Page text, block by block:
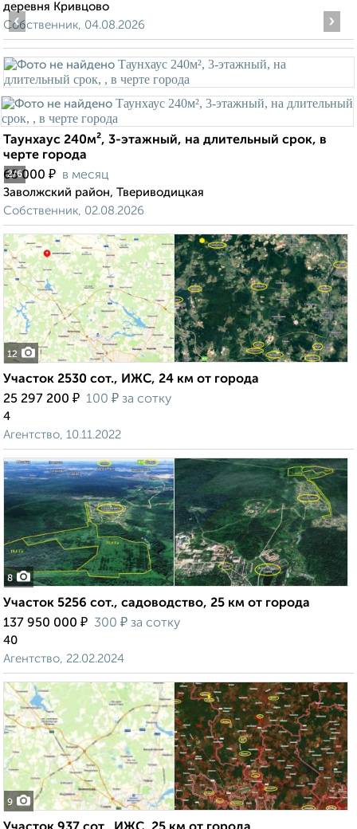
деревня Кривцово
Собственник, 04.08.2026
2/6
‹ ›
Таунхаус 240м², 3-этажный, на длительный срок, в
черте города
65 000 ₽ в месяц
Заволжский район, Твериводицкая
Собственник, 02.08.2026
12
Участок 2530 сот., ИЖС, 24 км от города
25 297 200 ₽ 100 ₽ за сотку
4
Агентство, 10.11.2022
8
Участок 5256 сот., садоводство, 25 км от города
137 950 000 ₽ 300 ₽ за сотку
40
Агентство, 22.02.2024
9